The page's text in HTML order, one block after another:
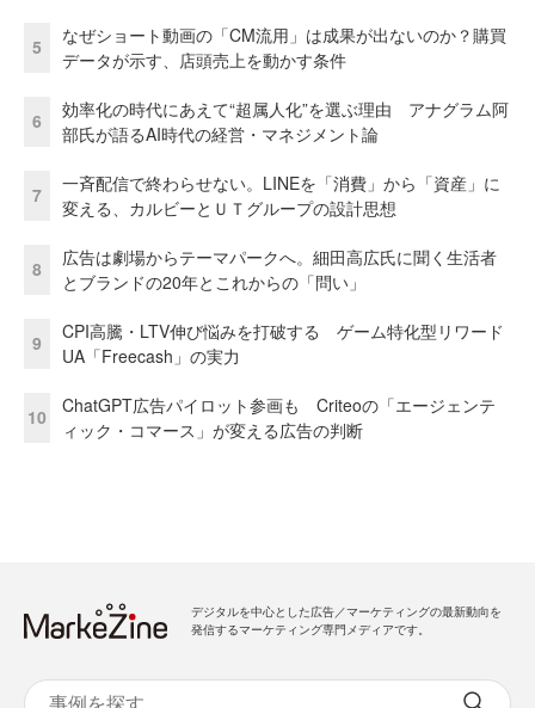
5
なぜショート動画の「CM流用」は成果が出ないのか？購買
データが示す、店頭売上を動かす条件
6
効率化の時代にあえて“超属人化”を選ぶ理由 アナグラム阿
部氏が語るAI時代の経営・マネジメント論
7
一斉配信で終わらせない。LINEを「消費」から「資産」に
変える、カルビーとＵＴグループの設計思想
8
広告は劇場からテーマパークへ。細田高広氏に聞く生活者
とブランドの20年とこれからの「問い」
9
CPI高騰・LTV伸び悩みを打破する ゲーム特化型リワード
UA「Freecash」の実力
10
ChatGPT広告パイロット参画も Criteoの「エージェンテ
ィック・コマース」が変える広告の判断
デジタルを中心とした広告／マーケティングの最新動向を
発信するマーケティング専門メディアです。